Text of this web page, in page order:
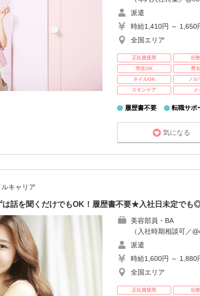
派遣
時給1,410円 ～ 1,650
全国エリア
正社員登用 社
学生OK
男
ネイルOK
ノル
スキンケア
メ
履歴書不要 転職サポ
気になる
キャリア
は話を聞くだけでもOK！履歴書不要★入社日未定で
美容部員・BA
（入社時期相談可／
派遣
時給1,600円 ～ 1,880
全国エリア
正社員登用 社